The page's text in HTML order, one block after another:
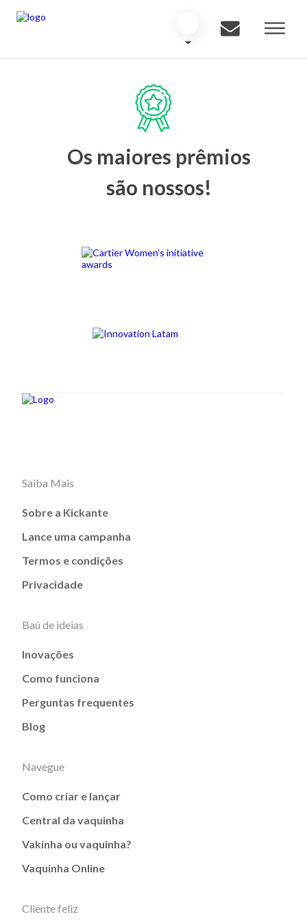
Os maiores prêmios
são nossos!
Saiba Mais
Sobre a Kickante
Lance uma campanha
Termos e condições
Privacidade
Baú de ideias
Inovações
Como funciona
Perguntas frequentes
Blog
Navegue
Como criar e lançar
Central da vaquinha
Vakinha ou vaquinha?
Vaquinha Online
Cliente feliz